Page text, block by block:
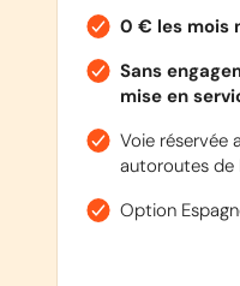
0 € les mois
Sans
mise en
Voie réservée
autoroutes de
Option